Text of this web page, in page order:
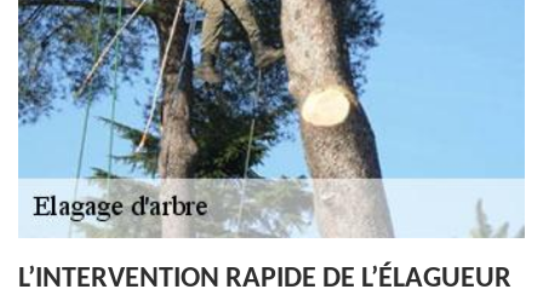
L’INTERVENTION RAPIDE DE L’ÉLAGUEUR